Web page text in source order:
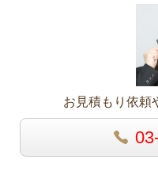
お見積もり依頼